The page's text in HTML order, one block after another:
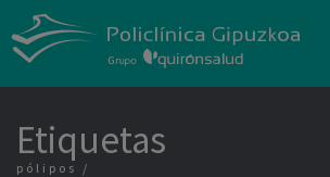
Etiquetas
pólipos